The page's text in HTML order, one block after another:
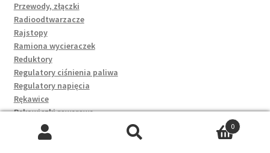
Przewody, złączki
Radioodtwarzacze
Rajstopy
Ramiona wycieraczek
Reduktory
Regulatory ciśnienia paliwa
Regulatory napięcia
Rękawice
Rękawiczki rowerowe
Rękawki, deski i koła dmuchane
Rezystory dmuchaw
0